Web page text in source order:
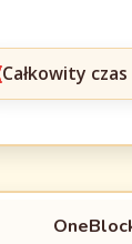
Całkowity